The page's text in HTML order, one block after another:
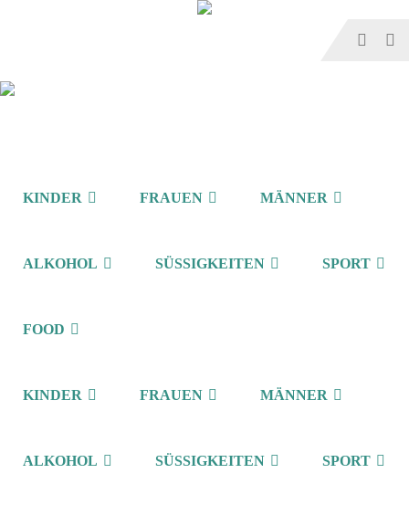
KINDER FRAUEN MÄNNER
ALKOHOL SÜSSIGKEITEN SPORT
FOOD
KINDER FRAUEN MÄNNER
ALKOHOL SÜSSIGKEITEN SPORT